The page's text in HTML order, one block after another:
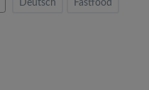
Deutsch Fastfood